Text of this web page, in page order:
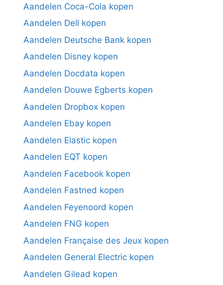
Aandelen Coca-Cola kopen
Aandelen Dell kopen
Aandelen Deutsche Bank kopen
Aandelen Disney kopen
Aandelen Docdata kopen
Aandelen Douwe Egberts kopen
Aandelen Dropbox kopen
Aandelen Ebay kopen
Aandelen Elastic kopen
Aandelen EQT kopen
Aandelen Facebook kopen
Aandelen Fastned kopen
Aandelen Feyenoord kopen
Aandelen FNG kopen
Aandelen Française des Jeux kopen
Aandelen General Electric kopen
Aandelen Gilead kopen